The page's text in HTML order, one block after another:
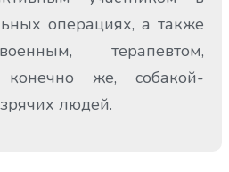
операциях, а также
терапевтом,
же, собакой-
людей.